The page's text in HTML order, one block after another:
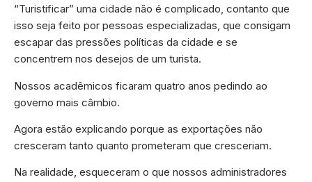
“Turistificar” uma cidade não é complicado, contanto que
isso seja feito por pessoas especializadas, que consigam
escapar das pressões políticas da cidade e se
concentrem nos desejos de um turista.
Nossos acadêmicos ficaram quatro anos pedindo ao
governo mais câmbio.
Agora estão explicando porque as exportações não
cresceram tanto quanto prometeram que cresceriam.
Na realidade, esqueceram o que nossos administradores